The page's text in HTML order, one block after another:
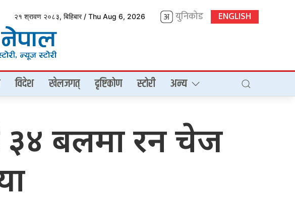
२१ श्रावण २०८३, बिहिबार / Thu Aug 6, 2026 युनिकोड ENGLISH
विदेश खेलजगत् दृष्टिकोण स्टोरी अन्य
३४ बलमा रन चेज